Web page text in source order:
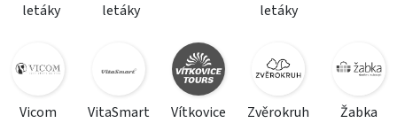
letáky
letáky
letáky
Vicom
VitaSmart
Vítkovice
Zvěrokruh
Žabka